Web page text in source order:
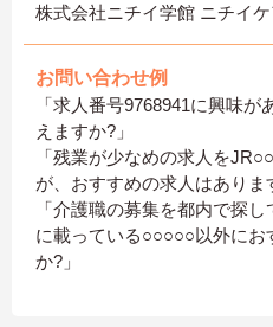
株式会社ニチイ学館 ニチイ
お問い合わせ例
「求人番号9768941に興味
えますか?」
「残業が少なめの求人を
が、おすすめの求人はありま
「介護職の募集を都内で探
に載っている○○○○○以外にお
か?」